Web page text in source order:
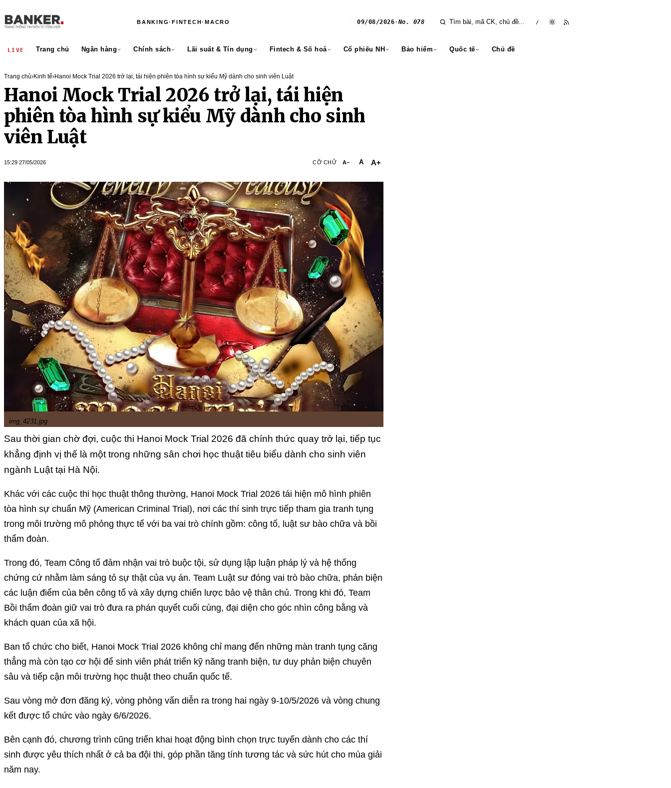
BANKING·FINTECH·MACRO 09/08/2026· No. 078 /
LIVE Trang chủ Ngân hàng Chính sách Lãi suất & Tín dụng Fintech & Số hoá Cổ phiếu NH Bảo hiểm Quốc tế Chủ đề
Trang chủ›Kinh tế›Hanoi Mock Trial 2026 trở lại, tái hiện phiên tòa hình sự kiểu Mỹ dành cho sinh viên Luật
Hanoi Mock Trial 2026 trở lại, tái hiện
phiên tòa hình sự kiểu Mỹ dành cho sinh
viên Luật
15:29 27/05/2026 CỠ CHỮ A− A A+
img_4231.jpg
Sau thời gian chờ đợi, cuộc thi Hanoi Mock Trial 2026 đã chính thức quay trở lại, tiếp tục
khẳng định vị thế là một trong những sân chơi học thuật tiêu biểu dành cho sinh viên
ngành Luật tại Hà Nội.
Khác với các cuộc thi học thuật thông thường, Hanoi Mock Trial 2026 tái hiện mô hình phiên
tòa hình sự chuẩn Mỹ (American Criminal Trial), nơi các thí sinh trực tiếp tham gia tranh tụng
trong môi trường mô phỏng thực tế với ba vai trò chính gồm: công tố, luật sư bào chữa và bồi
thẩm đoàn.
Trong đó, Team Công tố đảm nhận vai trò buộc tội, sử dụng lập luận pháp lý và hệ thống
chứng cứ nhằm làm sáng tỏ sự thật của vụ án. Team Luật sư đóng vai trò bào chữa, phản biện
các luận điểm của bên công tố và xây dựng chiến lược bảo vệ thân chủ. Trong khi đó, Team
Bồi thẩm đoàn giữ vai trò đưa ra phán quyết cuối cùng, đại diện cho góc nhìn công bằng và
khách quan của xã hội.
Ban tổ chức cho biết, Hanoi Mock Trial 2026 không chỉ mang đến những màn tranh tụng căng
thẳng mà còn tạo cơ hội để sinh viên phát triển kỹ năng tranh biện, tư duy phản biện chuyên
sâu và tiếp cận môi trường học thuật theo chuẩn quốc tế.
Sau vòng mở đơn đăng ký, vòng phỏng vấn diễn ra trong hai ngày 9-10/5/2026 và vòng chung
kết được tổ chức vào ngày 6/6/2026.
Bên cạnh đó, chương trình cũng triển khai hoạt động bình chọn trực tuyến dành cho các thí
sinh được yêu thích nhất ở cả ba đội thi, góp phần tăng tính tương tác và sức hút cho mùa giải
năm nay.